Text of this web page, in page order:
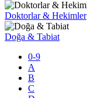
Doktorlar & Hekimler
Doğa & Tabiat
0-9
A
B
C